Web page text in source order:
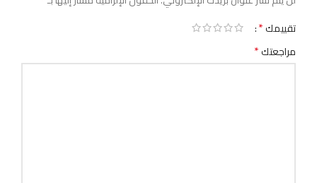
تقييمك*
مراجعتك*